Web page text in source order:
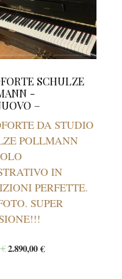
SCHULZE
-
–
DA STUDIO
POLLMANN
IN
PERFETTE.
SUPER
€2.890,00€